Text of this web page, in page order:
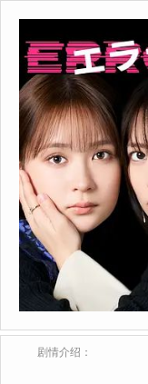
剧情介绍：